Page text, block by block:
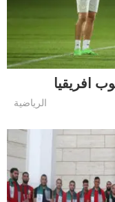
افريقيا
الرياضية